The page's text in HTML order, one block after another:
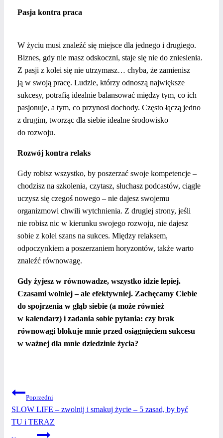
Pasja kontra praca
W życiu musi znaleźć się miejsce dla jednego i drugiego.
Biznes, gdy nie masz odskoczni, staje się nie do zniesienia.
Z pasji z kolei się nie utrzymasz… chyba, że zamienisz
ją w swoją pracę. Ludzie, którzy odnoszą największe
sukcesy, potrafią idealnie balansować między tym, co ich
pasjonuje, a tym, co przynosi dochody. Często łączą jedno
z drugim, tworząc dla siebie idealne środowisko
do rozwoju.
Rozwój kontra relaks
Gdy robisz wszystko, by poszerzać swoje kompetencje –
chodzisz na szkolenia, czytasz, słuchasz podcastów, ciągle
uczysz się czegoś nowego – nie dajesz swojemu
organizmowi chwili wytchnienia. Z drugiej strony, jeśli
nie robisz nic w kierunku swojego rozwoju, nie dajesz
sobie z kolei szans na sukces. Między relaksem,
odpoczynkiem a poszerzaniem horyzontów, także warto
znaleźć równowagę.
Gdy żyjesz w równowadze, wszystko idzie lepiej.
Czasami wolniej – ale efektywniej. Zachęcamy Ciebie
do spojrzenia w głąb siebie (a może również
w kalendarz) i zadania sobie pytania: czy brak
równowagi blokuje mnie przed osiągnięciem sukcesu
w ważnej dla mnie dziedzinie życia?
NAWIGACJA
WPISU
Poprzedni
SLOW LIFE – zwolnij i smakuj życie – 5 zasad, by być
TU i TERAZ